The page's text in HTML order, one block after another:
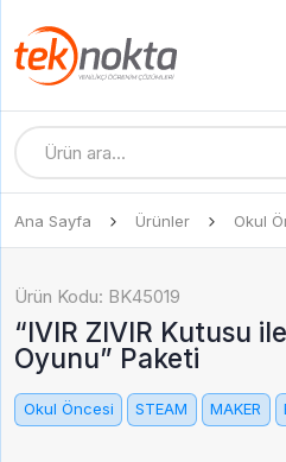
Ana Sayfa Ürünler Okul
Ürün Kodu: BK45019
“IVIR ZIVIR Kutusu
Oyunu” Paketi
Okul Öncesi STEAM MAKER